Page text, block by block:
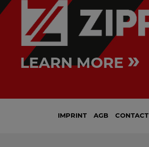
LEARN MORE »
IMPRINT AGB CONTACT